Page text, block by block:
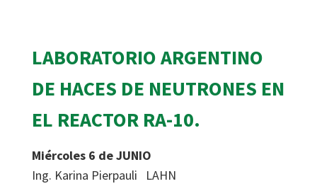
LABORATORIO ARGENTINO
DE HACES DE NEUTRONES EN
EL REACTOR RA-10.
Miércoles 6 de JUNIO
Ing. Karina Pierpauli LAHN